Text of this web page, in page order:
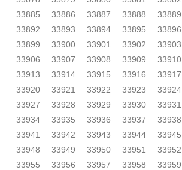
33885
33886 33887 33888 33889
33892
33893 33894 33895 33896
33899
33900 33901 33902 33903
33906
33907 33908 33909 33910
33913
33914 33915 33916 33917
33920
33921 33922 33923 33924
33927
33928 33929 33930 33931
33934
33935 33936 33937 33938
33941
33942 33943 33944 33945
33948
33949 33950 33951 33952
33955
33956 33957 33958 33959